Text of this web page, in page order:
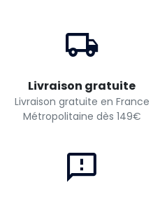
Livraison gratuite
Livraison gratuite en France
Métropolitaine dès 149€